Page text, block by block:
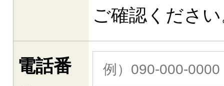
ご確認くださ
電話番